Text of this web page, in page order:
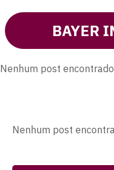
BAYER
Nenhum post
Nenhum post